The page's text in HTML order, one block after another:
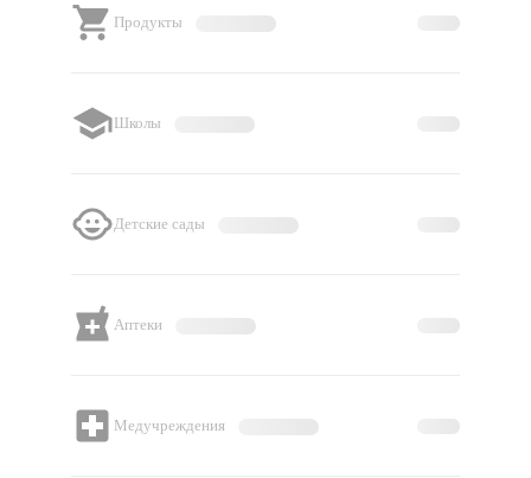
Продукты
Школы
Детские сады
Аптеки
Медучреждения